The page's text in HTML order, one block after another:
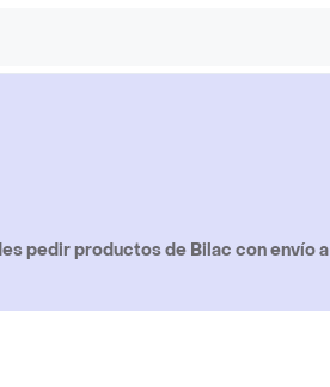
pedir productos de Bilac con envío a